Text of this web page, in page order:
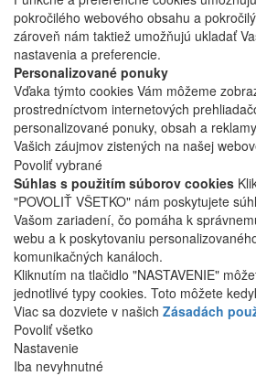
pokročilého webového obsahu a
zároveň nám taktiež umožňujú ukladať
nastavenia a preferencie.
Personalizované ponuky
Vďaka týmto cookies Vám môžeme
prostredníctvom internetových
personalizované ponuky, obsah a
Vašich záujmov zistených na našej
Povoliť vybrané
Súhlas s použitím súborov cookies
"POVOLIŤ VŠETKO" nám poskytujete
Vašom zariadení, čo pomáha k
webu a k poskytovaniu
komunikačných kanáloch.
Kliknutím na tlačidlo "NASTAVENIE"
jednotlivé typy cookies. Toto môžete
Viac sa dozviete v našich Zásadách
Povoliť všetko
Nastavenie
Iba nevyhnutné